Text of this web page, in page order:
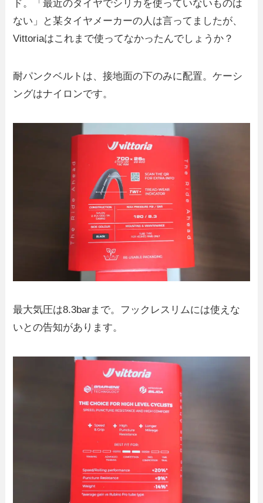
ド。「最近のタイヤでシリカを使っていないものは
ない」と某タイヤメーカーの人は言ってましたが、
Vittoriaはこれまで使ってなかったんでしょうか？
耐パンクベルトは、接地面の下のみに配置。ケーシ
ングはナイロンです。
最大気圧は8.3barまで。フックレスリムには使えな
いとの告知があります。